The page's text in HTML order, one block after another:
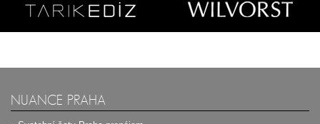
NUANCE PRAHA